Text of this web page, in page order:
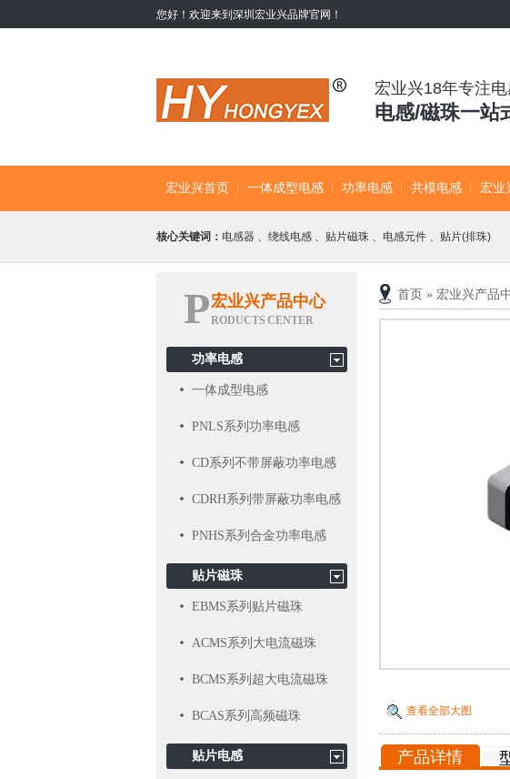
您好！欢迎来到深圳宏业兴品牌官网！
宏业兴18年专注
电感/磁珠一站
宏业兴首页 一体成型电感 功率电感 共模电感 宏业
核心关键词： 电感器 、 绕线电感 、 贴片磁珠 、 电感元件 、 贴片(排珠)
首页 » 宏业兴产品
查看全部大图
产品详情
P宏业兴产品中心
RODUCTS CENTER
功率电感
一体成型电感
PNLS系列功率电感
CD系列不带屏蔽功率电感
CDRH系列带屏蔽功率电感
PNHS系列合金功率电感
贴片磁珠
EBMS系列贴片磁珠
ACMS系列大电流磁珠
BCMS系列超大电流磁珠
BCAS系列高频磁珠
贴片电感